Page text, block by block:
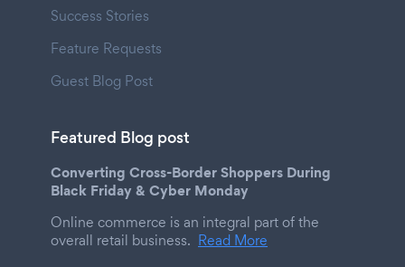
Success Stories
Feature Requests
Guest Blog Post
Featured Blog post
Converting Cross-Border Shoppers During
Black Friday & Cyber Monday
Online commerce is an integral part of the
overall retail business. Read More